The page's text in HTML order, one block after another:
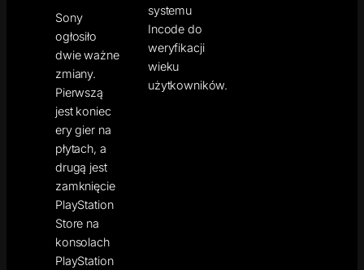
Sony
ogłosiło
dwie ważne
zmiany.
Pierwszą
jest koniec
ery gier na
płytach, a
drugą jest
zamknięcie
PlayStation
Store na
konsolach
PlayStation
systemu
Incode do
weryfikacji
wieku
użytkowników.